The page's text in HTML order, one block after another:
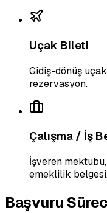
Uçak Bileti
Gidiş-dönüş
rezervasyon.
Çalışma / İş
İşveren
emeklilik
Başvuru